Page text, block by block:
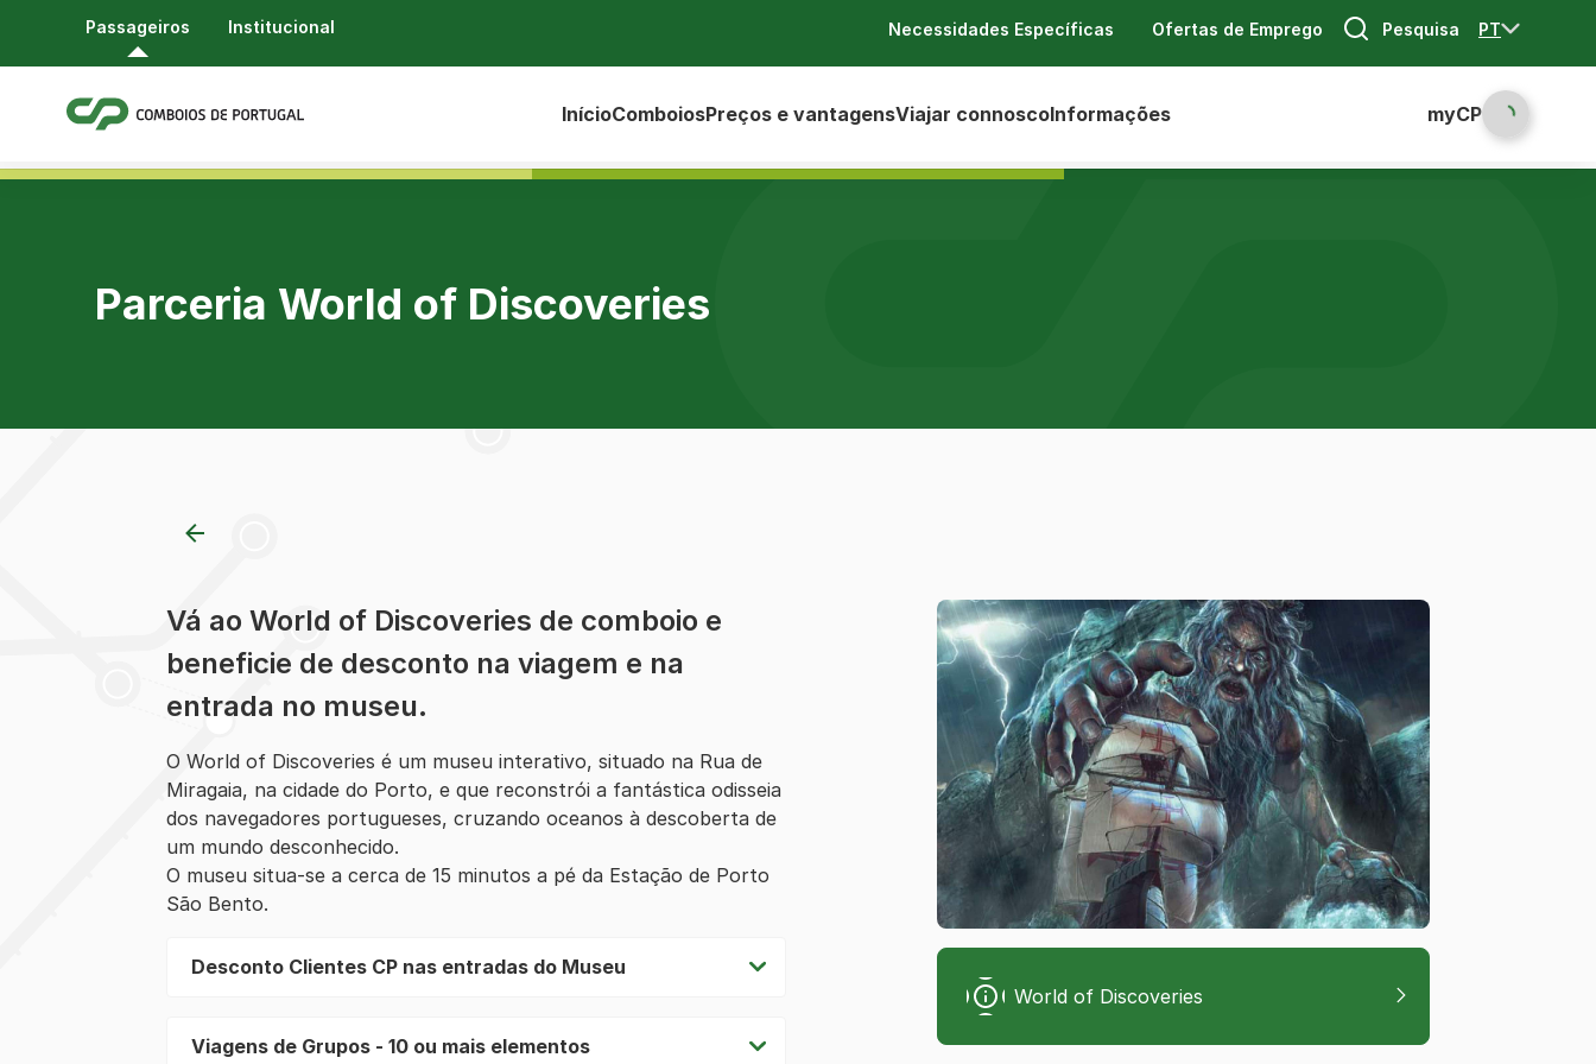
Institucional
Passageiros Necessidades Específicas Ofertas de Emprego Pesquisa PT
InícioComboiosPreços e vantagensViajar connoscoInformações myCP
Parceria World of Discoveries
Vá ao World of Discoveries de comboio e
beneficie de desconto na viagem e na
entrada no museu.
O World of Discoveries é um museu interativo, situado na Rua de
Miragaia, na cidade do Porto, e que reconstrói a fantástica odisseia
dos navegadores portugueses, cruzando oceanos à descoberta de
um mundo desconhecido.
O museu situa-se a cerca de 15 minutos a pé da Estação de Porto
São Bento.
Desconto Clientes CP nas entradas do Museu
Viagens de Grupos - 10 ou mais elementos
World of Discoveries